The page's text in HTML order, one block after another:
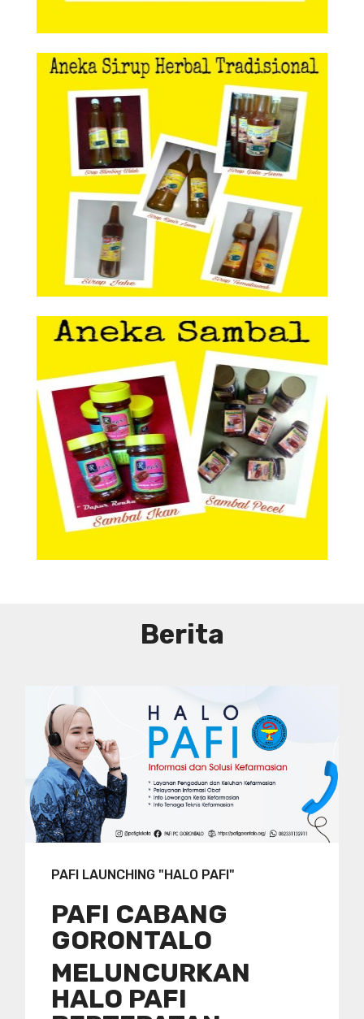
Aneka Sirup Herbal Tradisional
Aneka Sirup Herbal
Tradisional
Aneka Sambal
Aneka Sambal
Berita
PAFI LAUNCHING "HALO PAFI"
PAFI CABANG
GORONTALO
MELUNCURKAN
HALO PAFI